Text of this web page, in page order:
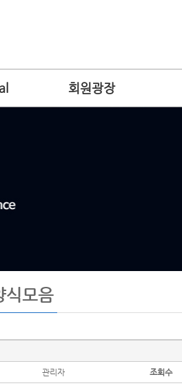
회원광장
모음
관리자 조회수